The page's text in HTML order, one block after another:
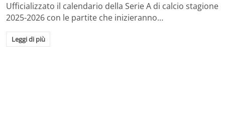
Ufficializzato il calendario della Serie A di calcio stagione
2025-2026 con le partite che inizieranno…
Leggi di più